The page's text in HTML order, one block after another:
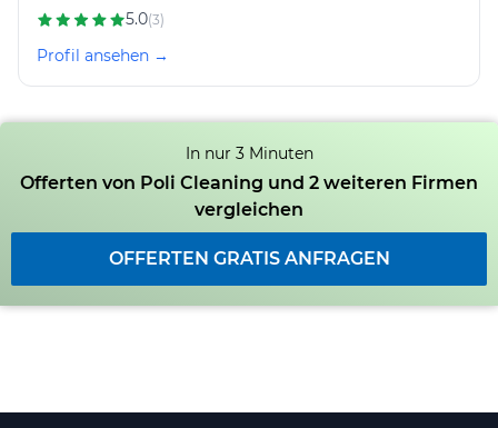
5.0(3)
Profil ansehen →
In nur 3 Minuten
Offerten von Poli Cleaning und 2 weiteren Firmen
vergleichen
OFFERTEN GRATIS ANFRAGEN